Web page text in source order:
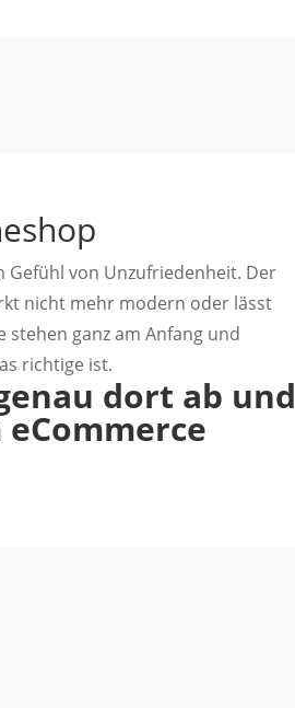
Gefühl von Unzufriedenheit. Der
nicht mehr modern oder lässt
stehen ganz am Anfang und
richtige ist.
dort ab und